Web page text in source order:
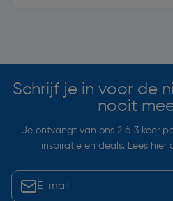
Schrijf je in voor de
nooit
Je ontvangt van ons 2 à 3 keer
inspiratie en deals. Lees hier